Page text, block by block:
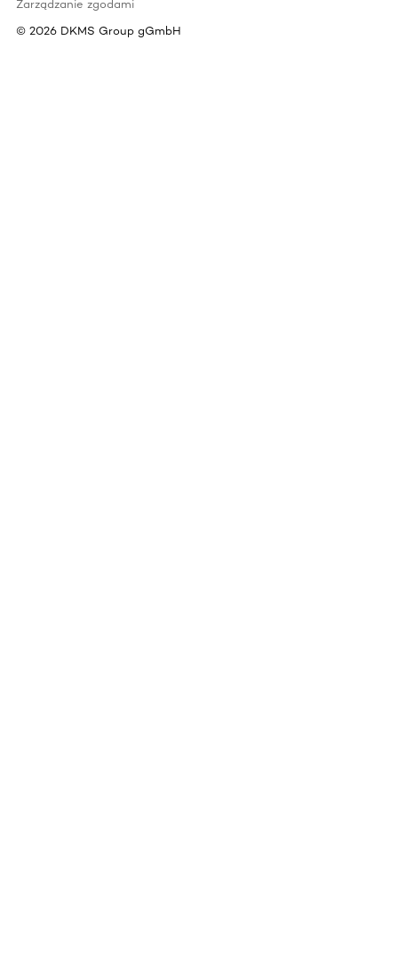
Zarządzanie zgodami
© 2026 DKMS Group gGmbH